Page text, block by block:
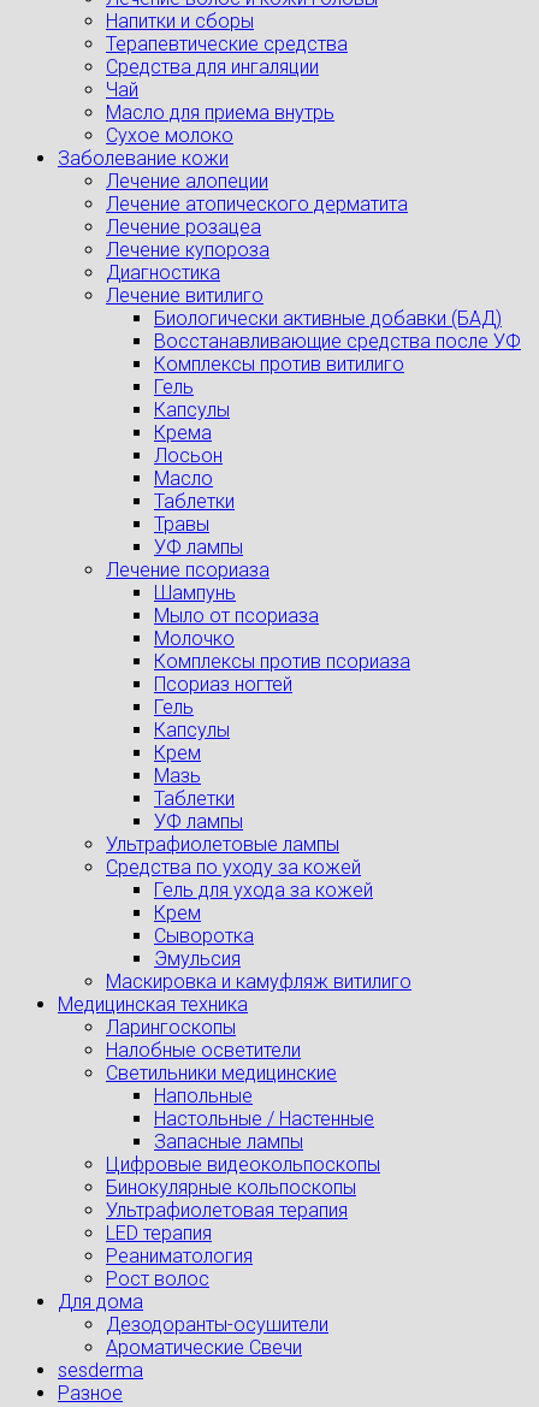
Напитки и сборы
Терапевтические средства
Средства для ингаляции
Чай
Масло для приема внутрь
Сухое молоко
Заболевание кожи
Лечение алопеции
Лечение атопического дерматита
Лечение розацеа
Лечение купороза
Диагностика
Лечение витилиго
Биологически активные добавки (БАД)
Восстанавливающие средства после УФ
Комплексы против витилиго
Гель
Капсулы
Крема
Лосьон
Масло
Таблетки
Травы
УФ лампы
Лечение псориаза
Шампунь
Мыло от псориаза
Молочко
Комплексы против псориаза
Псориаз ногтей
Гель
Капсулы
Крем
Мазь
Таблетки
УФ лампы
Ультрафиолетовые лампы
Средства по уходу за кожей
Гель для ухода за кожей
Крем
Сыворотка
Эмульсия
Маскировка и камуфляж витилиго
Медицинская техника
Ларингоскопы
Налобные осветители
Светильники медицинские
Напольные
Настольные / Настенные
Запасные лампы
Цифровые видеокольпоскопы
Бинокулярные кольпоскопы
Ультрафиолетовая терапия
LED терапия
Реаниматология
Рост волос
Для дома
Дезодоранты-осушители
Ароматические Свечи
sesderma
Разное